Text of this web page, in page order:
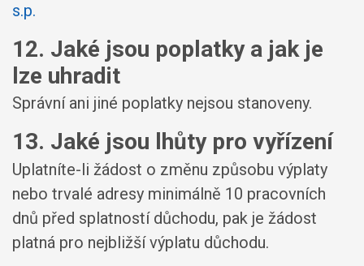
s.p.
12. Jaké jsou poplatky a jak je
lze uhradit
Správní ani jiné poplatky nejsou stanoveny.
13. Jaké jsou lhůty pro vyřízení
Uplatníte-li žádost o změnu způsobu výplaty
nebo trvalé adresy minimálně 10 pracovních
dnů před splatností důchodu, pak je žádost
platná pro nejbližší výplatu důchodu.